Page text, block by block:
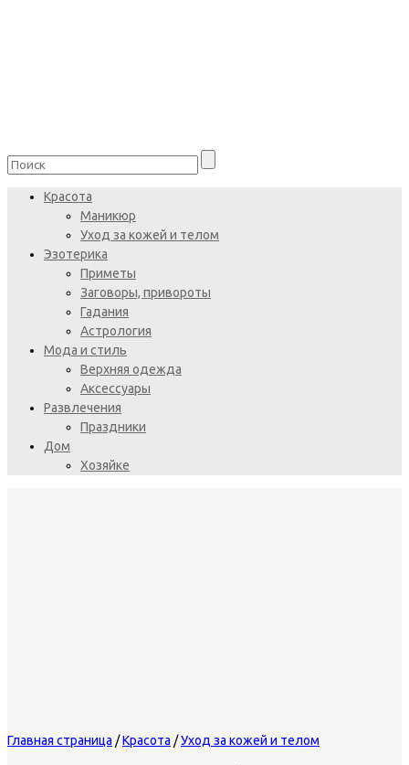
Красота
Маникюр
Уход за кожей и телом
Эзотерика
Приметы
Заговоры, привороты
Гадания
Астрология
Мода и стиль
Верхняя одежда
Аксессуары
Развлечения
Праздники
Дом
Хозяйке
Главная страница /Красота /Уход за кожей и телом